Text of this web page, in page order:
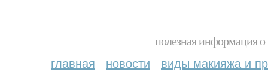
полезная информация
главная новости виды макияжа и